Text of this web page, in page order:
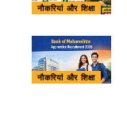
नौकरियां और शिक्षा
नौकरियां और शिक्षा